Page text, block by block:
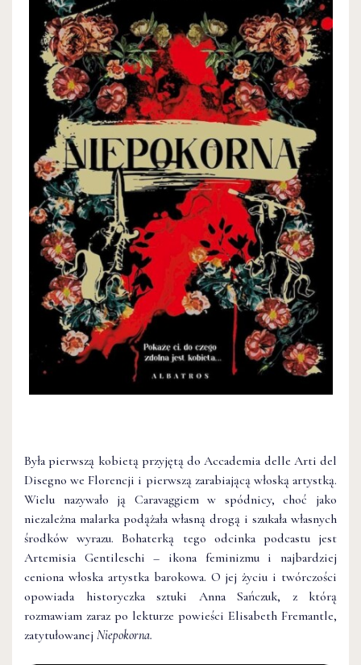
Była pierwszą kobietą przyjętą do Accademia delle Arti del
Disegno we Florencji i pierwszą zarabiającą włoską artystką.
Wielu nazywało ją Caravaggiem w spódnicy, choć jako
niezależna malarka podążała własną drogą i szukała własnych
środków wyrazu. Bohaterką tego odcinka podcastu jest
Artemisia Gentileschi – ikona feminizmu i najbardziej
ceniona włoska artystka barokowa. O jej życiu i twórczości
opowiada historyczka sztuki Anna Sańczuk, z którą
rozmawiam zaraz po lekturze powieści Elisabeth Fremantle,
zatytułowanej Niepokorna.